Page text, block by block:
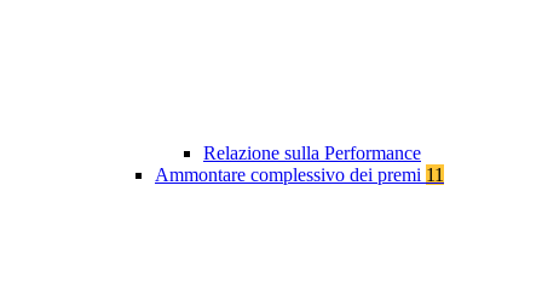
Relazione sulla Performance
Ammontare complessivo dei premi 11